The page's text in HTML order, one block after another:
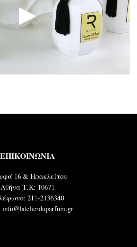
►
ΕΠΙΚΟΙΝΩΝΙΑ
16 & Ηρακλείτου
Αθήνα Τ.Κ: 10671
211-2136340